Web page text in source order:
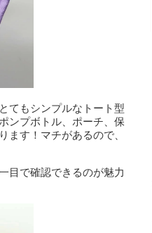
てもシンプルなトート型
ンプボトル、ポーチ、保
ます！マチがあるので、
目で確認できるのが魅力